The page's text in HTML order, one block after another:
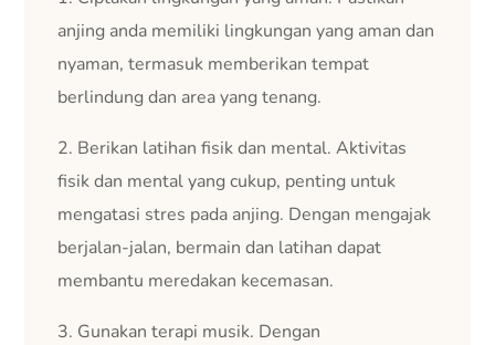
anjing anda memiliki lingkungan yang aman dan
nyaman, termasuk memberikan tempat
berlindung dan area yang tenang.
2. Berikan latihan fisik dan mental. Aktivitas
fisik dan mental yang cukup, penting untuk
mengatasi stres pada anjing. Dengan mengajak
berjalan-jalan, bermain dan latihan dapat
membantu meredakan kecemasan.
3. Gunakan terapi musik. Dengan